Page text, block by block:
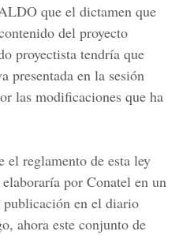
que el dictamen que
del proyecto
proyectista tendría que
presentada en la sesión
las modificaciones que ha
el reglamento de esta ley
por Conatel en un
en el diario
ahora este conjunto de